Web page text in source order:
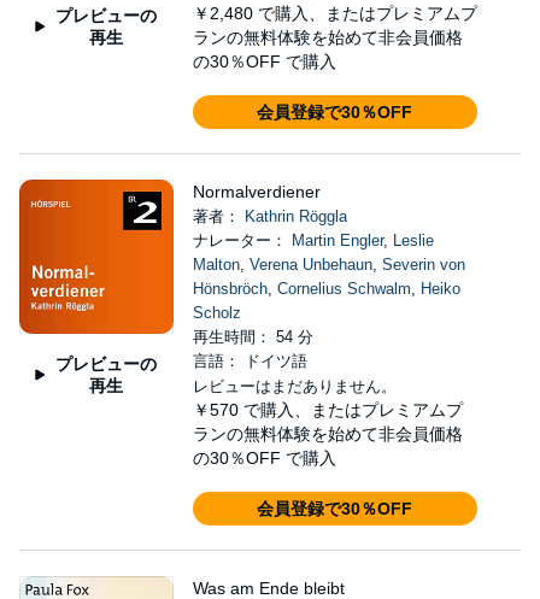
プレビューの
再生
￥2,480 で購入、またはプレミアムプ
ランの無料体験を始めて非会員価格
の30％OFF で購入
会員登録で30％OFF
プレビューの
再生
Normalverdiener
著者：
Kathrin Röggla
ナレーター：
Martin Engler, Leslie
Malton, Verena Unbehaun, Severin von
Hönsbröch, Cornelius Schwalm, Heiko
Scholz
再生時間： 54 分
言語： ドイツ語
レビューはまだありません。
￥570 で購入、またはプレミアムプ
ランの無料体験を始めて非会員価格
の30％OFF で購入
会員登録で30％OFF
Was am Ende bleibt